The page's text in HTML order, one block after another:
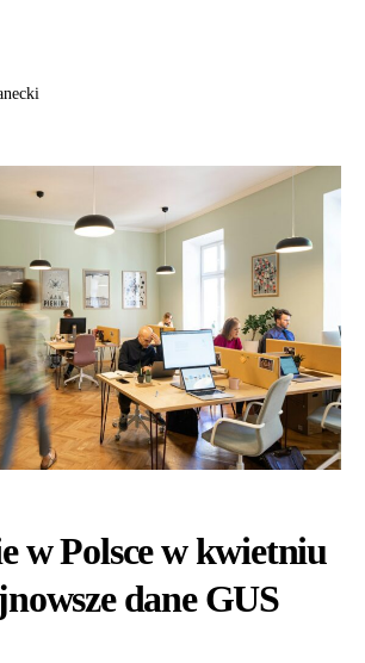
w Polsce w kwietniu
dane GUS